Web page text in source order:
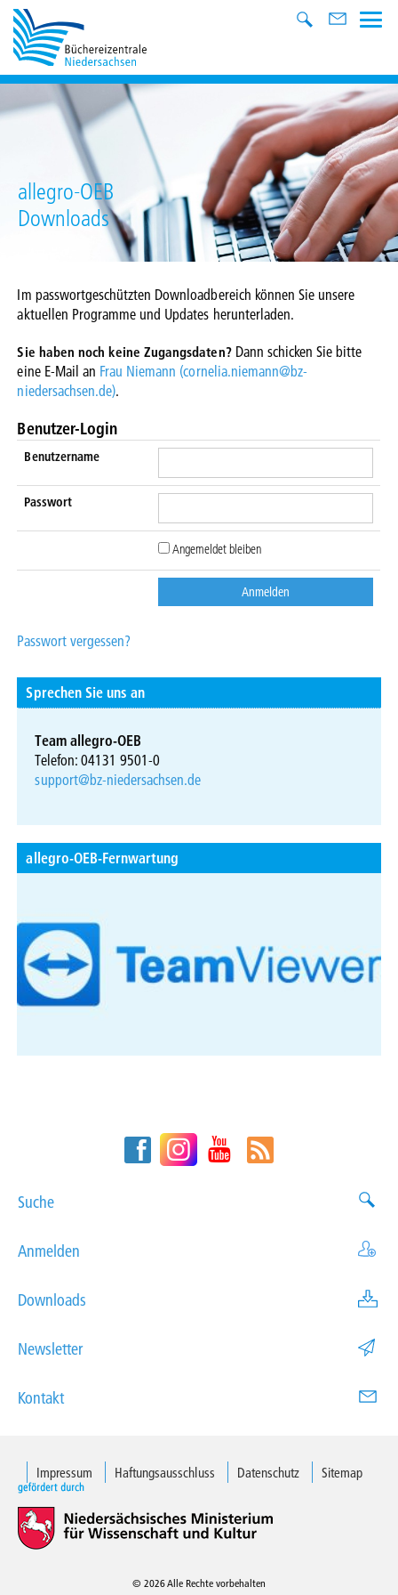
allegro-OEB
Downloads
Im passwortgeschützten Downloadbereich können Sie unsere
aktuellen Programme und Updates herunterladen.
Sie haben noch keine Zugangsdaten?Dann schicken Sie bitte
eine E-Mail an Frau Niemann (cornelia.niemann@bz-
niedersachsen.de).
Benutzer-Login
Benutzername
Passwort
Angemeldet bleiben
Passwort vergessen?
Sprechen Sie uns an
Team allegro-OEB
Telefon: 04131 9501-0
support@bz-niedersachsen.de
allegro-OEB-Fernwartung
Suche
Anmelden
Downloads
Newsletter
Kontakt
Impressum Haftungsausschluss Datenschutz Sitemap
© 2026 Alle Rechte vorbehalten